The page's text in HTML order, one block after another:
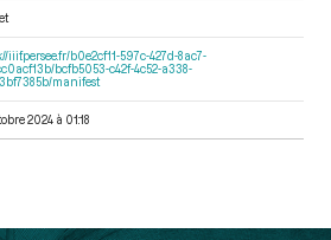
iiif.persee.fr/b0e2cf11-597c-427d-8ac7-
bcfb5053-c42f-4c52-a338-
manifest
2024 à 01:18